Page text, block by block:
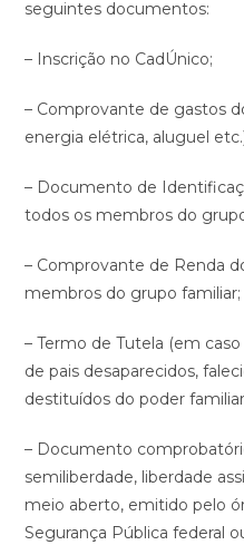
seguintes documentos:
– Inscrição no CadÚnico;
– Comprovante de gastos
energia elétrica, aluguel
– Documento de
todos os membros do
– Comprovante de Renda
membros do grupo familiar;
– Termo de Tutela (em
de pais desaparecidos,
destituídos do poder
– Documento
semiliberdade, liberdade
meio aberto, emitido pelo
Segurança Pública federal